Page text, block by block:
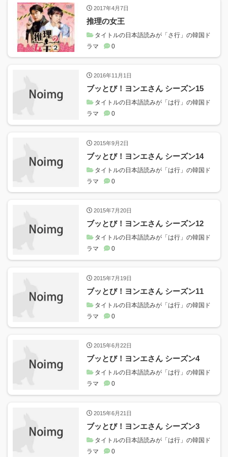
2017年4月7日
推理の女王
タイトルの日本語読みが「さ行」の韓国ド
ラマ
0
2016年11月1日
ブッとび！ヨンエさん シーズン15
タイトルの日本語読みが「は行」の韓国ド
ラマ
0
2015年9月2日
ブッとび！ヨンエさん シーズン14
タイトルの日本語読みが「は行」の韓国ド
ラマ
0
2015年7月20日
ブッとび！ヨンエさん シーズン12
タイトルの日本語読みが「は行」の韓国ド
ラマ
0
2015年7月19日
ブッとび！ヨンエさん シーズン11
タイトルの日本語読みが「は行」の韓国ド
ラマ
0
2015年6月22日
ブッとび！ヨンエさん シーズン4
タイトルの日本語読みが「は行」の韓国ド
ラマ
0
2015年6月21日
ブッとび！ヨンエさん シーズン3
タイトルの日本語読みが「は行」の韓国ド
ラマ
0